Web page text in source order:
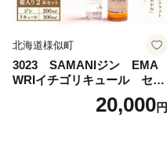
北海道様似町
3023 SAMANIジン EMA
WRIイチゴリキュール セッ
ト（箱入り）【大人の味 酒
お酒 洋酒 スピリッツ クラフ
20,000円